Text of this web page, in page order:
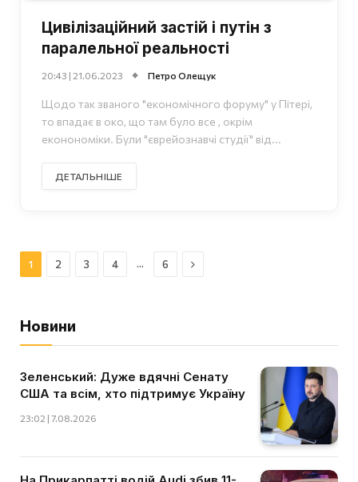
Цивілізаційний застій і путін з
паралельної реальності
20:43 | 21.06.2023 Петро Олещук
Щодо так званого "економічного форуму" у Пітері,
то впадає в око, що там було все , окрім
еконономіки. Були "єврейознавчі студії" від...
ДЕТАЛЬНІШЕ
1 2 3 4 … 6 Далі
Новини
Зеленський: Дуже вдячні Сенату
США та всім, хто підтримує Україну
23:02 | 7.08.2026